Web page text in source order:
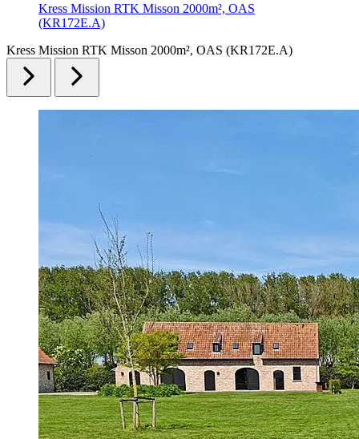
Kress Mission RTK Misson 2000m², OAS
(KR172E.A)
Kress Mission RTK Misson 2000m², OAS (KR172E.A)